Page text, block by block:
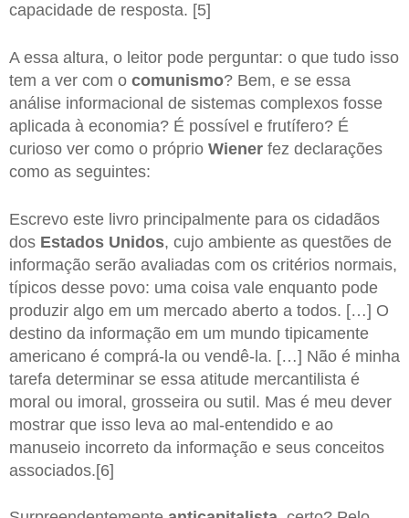
capacidade de resposta. [5]
A essa altura, o leitor pode perguntar: o que tudo isso
tem a ver com o comunismo? Bem, e se essa
análise informacional de sistemas complexos fosse
aplicada à economia? É possível e frutífero? É
curioso ver como o próprio Wiener fez declarações
como as seguintes:
Escrevo este livro principalmente para os cidadãos
dos Estados Unidos, cujo ambiente as questões de
informação serão avaliadas com os critérios normais,
típicos desse povo: uma coisa vale enquanto pode
produzir algo em um mercado aberto a todos. […] O
destino da informação em um mundo tipicamente
americano é comprá-la ou vendê-la. […] Não é minha
tarefa determinar se essa atitude mercantilista é
moral ou imoral, grosseira ou sutil. Mas é meu dever
mostrar que isso leva ao mal-entendido e ao
manuseio incorreto da informação e seus conceitos
associados.[6]